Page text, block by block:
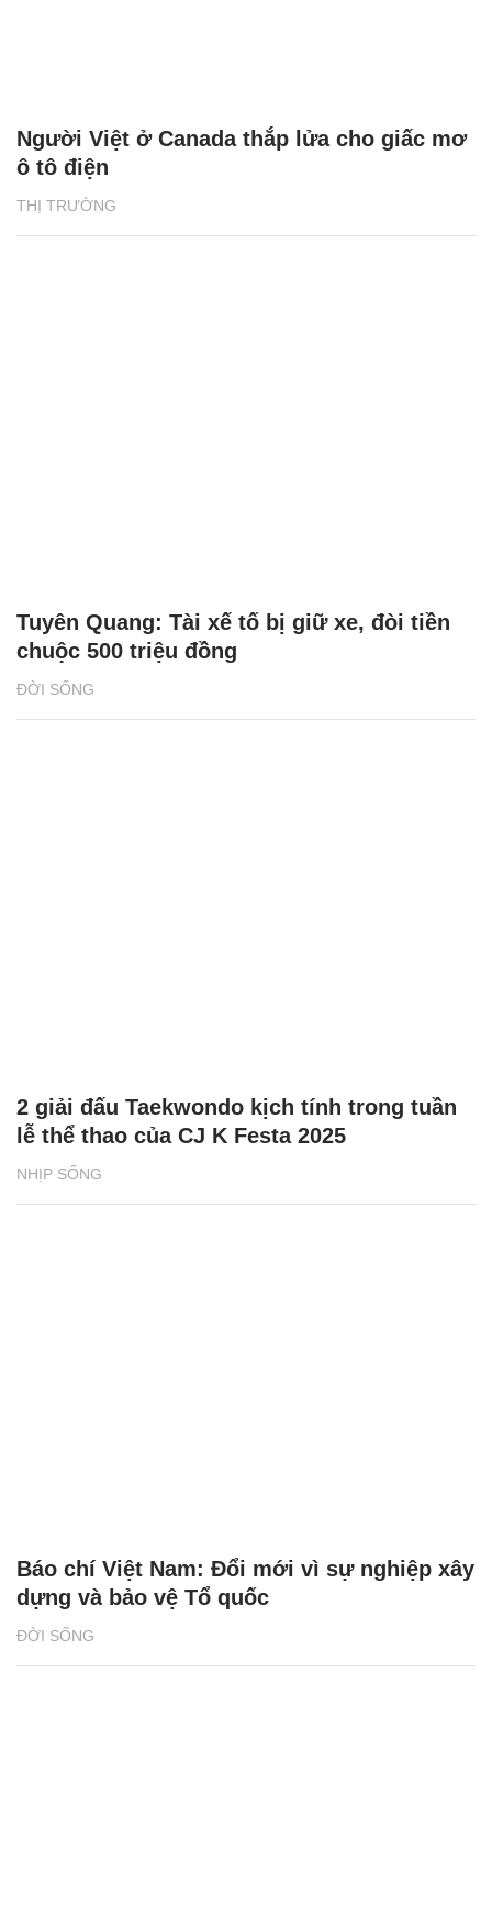
THỊ TRƯỜNG
Người Việt ở Canada thắp lửa cho giấc mơ
ô tô điện
ĐỜI SỐNG
Tuyên Quang: Tài xế tố bị giữ xe, đòi tiền
chuộc 500 triệu đồng
NHỊP SỐNG
2 giải đấu Taekwondo kịch tính trong tuần
lễ thể thao của CJ K Festa 2025
ĐỜI SỐNG
Báo chí Việt Nam: Đổi mới vì sự nghiệp xây
dựng và bảo vệ Tổ quốc